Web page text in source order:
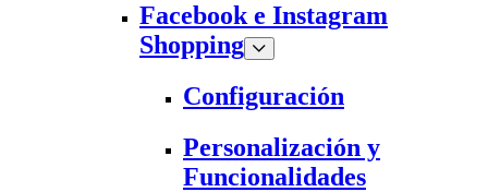
Facebook e Instagram
Shopping
Configuración
Personalización y
Funcionalidades